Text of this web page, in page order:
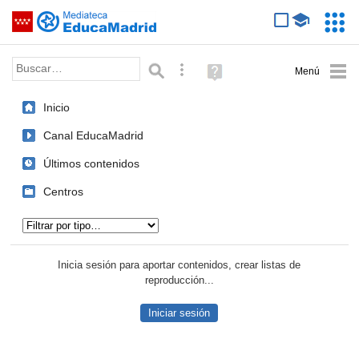
Saltar navegación
Palabra o frase: Búsqueda avanzada
Ayuda
(en
Inicio
Canal EducaMadrid
Últimos contenidos
Centros
Inicia sesión para aportar contenidos, crear listas de
reproducción...
Iniciar sesión